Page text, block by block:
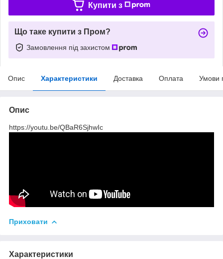
Купити з
Що таке купити з Пром?
Замовлення під захистом
Опис Характеристики Доставка Оплата Умови
Опис
https://youtu.be/QBaR6SjhwIc
Приховати
Характеристики